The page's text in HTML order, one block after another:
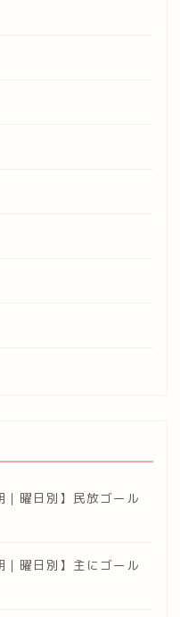
曜日別】民放ゴール
曜日別】主にゴール